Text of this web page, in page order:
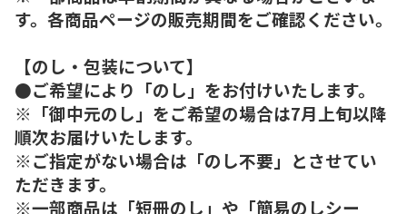
す。各商品ページの販売期間をご確認ください。
【のし・包装について】
●ご希望により「のし」をお付けいたします。
※「御中元のし」をご希望の場合は7月上旬以降
順次お届けいたします。
※ご指定がない場合は「のし不要」とさせてい
ただきます。
※一部商品は「短冊のし」や「簡易のしシー